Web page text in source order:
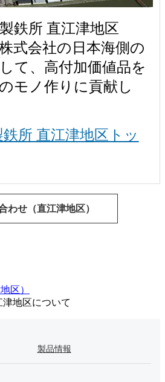
鉄所 直江津地区
式会社の日本海側の
て、高付加価値品を
モノ作りに貢献し
所 直江津地区トッ
わせ（直江津地区）
区）
地区について
製品情報